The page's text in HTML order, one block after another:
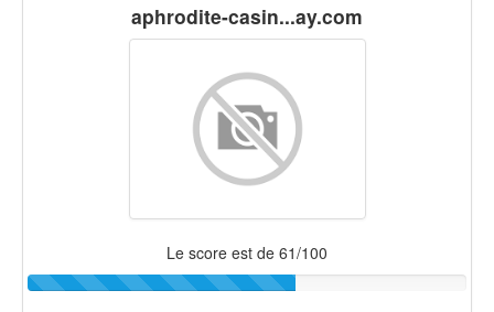
aphrodite-casin...ay.com
Le score est de 61/100